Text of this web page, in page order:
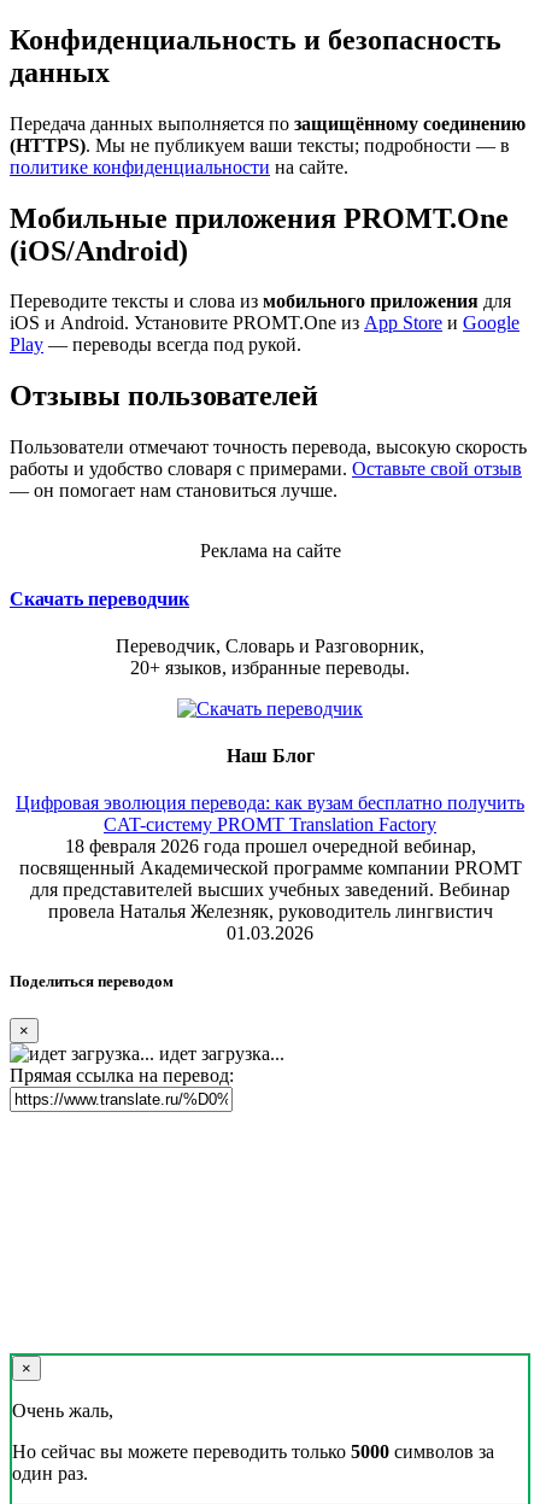
Конфиденциальность и безопасность
данных
Передача данных выполняется по защищённому соединению
(HTTPS). Мы не публикуем ваши тексты; подробности — в
политике конфиденциальности на сайте.
Мобильные приложения PROMT.One
(iOS/Android)
Переводите тексты и слова из мобильного приложения для
iOS и Android. Установите PROMT.One из App Store и Google
Play — переводы всегда под рукой.
Отзывы пользователей
Пользователи отмечают точность перевода, высокую скорость
работы и удобство словаря с примерами. Оставьте свой отзыв
— он помогает нам становиться лучше.
Реклама на сайте
Скачать переводчик
Переводчик, Словарь и Разговорник,
20+ языков, избранные переводы.
Наш Блог
Цифровая эволюция перевода: как вузам бесплатно получить
CAT-систему PROMT Translation Factory
18 февраля 2026 года прошел очередной вебинар,
посвященный Академической программе компании PROMT
для представителей высших учебных заведений. Вебинар
провела Наталья Железняк, руководитель лингвистич
01.03.2026
Поделиться переводом
×
идет загрузка...
Прямая ссылка на перевод:
×
Очень жаль,
Но сейчас вы можете переводить только 5000 символов за
один раз.